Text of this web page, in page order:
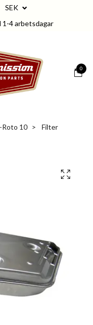
SEK
4 arbetsdagar
0
Roto 10
Filter